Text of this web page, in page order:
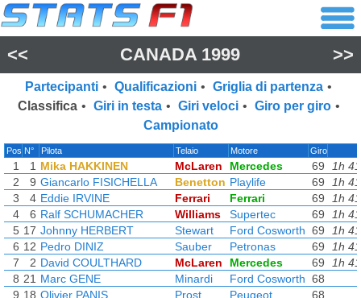
<< CANADA 1999 >>
Partecipanti • Qualificazioni • Griglia di partenza •
Classifica • Giri in testa • Giri veloci • Giro per giro •
Campionato
Pos N° Pilota Telaio Motore Giro
1 1 Mika HAKKINEN McLaren Mercedes 69
1h
2
9 Giancarlo FISICHELLA Benetton Playlife 69
1h
3
4 Eddie IRVINE Ferrari Ferrari 69
1h
4
6 Ralf SCHUMACHER Williams Supertec 69
1h
5 17 Johnny HERBERT Stewart Ford Cosworth 69
1h
6 12 Pedro DINIZ Sauber Petronas 69
1h
7
2 David COULTHARD McLaren Mercedes 69
1h
8 21 Marc GENE Minardi Ford Cosworth 68
9 18 Olivier PANIS Prost Peugeot
68